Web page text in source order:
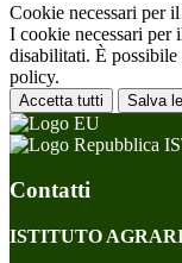
Cookie necessari per
I cookie necessari per
disabilitati. È
policy.
Accetta tutti Salva
Contatti
ISTITUTO